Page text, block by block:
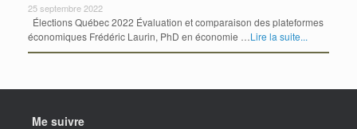
25 septembre 2022
Élections Québec 2022 Évaluation et comparaison des plateformes
économiques Frédéric Laurin, PhD en économie …Lire la suite...
Me suivre